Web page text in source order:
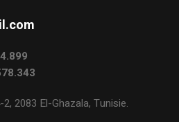
2083 El-Ghazala, Tunisie.